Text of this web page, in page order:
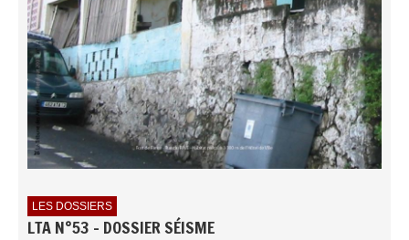
LES DOSSIERS
LTA N°53 - DOSSIER SÉISME